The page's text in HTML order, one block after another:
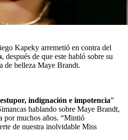
Kapeky arremetió en contra del
, después de que este habló sobre su
de belleza Maye Brandt.
estupor, indignación e impotencia”
hablando sobre Maye Brandt,
por muchos años. “Mintió
de nuestra inolvidable Miss